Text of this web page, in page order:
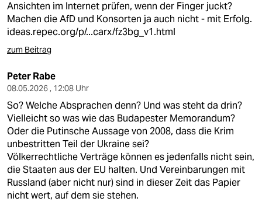
Ansichten im Internet prüfen, wenn der Finger juckt?
Machen die AfD und Konsorten ja auch nicht - mit Erfolg.
ideas.repec.org/p/...carx/fz3bg_v1.html
zum Beitrag
Peter Rabe
08.05.2026 , 12:08 Uhr
So? Welche Absprachen denn? Und was steht da drin?
Vielleicht so was wie das Budapester Memorandum?
Oder die Putinsche Aussage von 2008, dass die Krim
unbestritten Teil der Ukraine sei?
Völkerrechtliche Verträge können es jedenfalls nicht sein,
die Staaten aus der EU halten. Und Vereinbarungen mit
Russland (aber nicht nur) sind in dieser Zeit das Papier
nicht wert, auf dem sie stehen.